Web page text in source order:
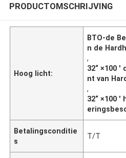
PRODUCTOMSCHRIJVING
Hoog licht:
BTO-de
n de
,
32“ ×100 '
nt van
,
32“ ×100 '
Betalingsconditie
s
T/T